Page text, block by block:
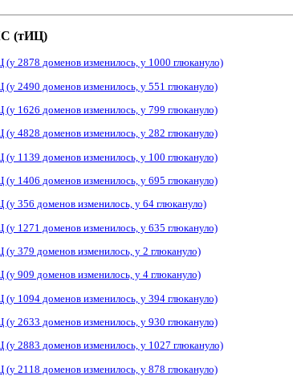
(тИЦ)
2878 доменов изменилось, у 1000 глюкануло)
(у 2490 доменов изменилось, у 551 глюкануло)
(у 1626 доменов изменилось, у 799 глюкануло)
4828 доменов изменилось, у 282 глюкануло)
(у 1139 доменов изменилось, у 100 глюкануло)
(у 1406 доменов изменилось, у 695 глюкануло)
356 доменов изменилось, у 64 глюкануло)
(у 1271 доменов изменилось, у 635 глюкануло)
(у 379 доменов изменилось, у 2 глюкануло)
909 доменов изменилось, у 4 глюкануло)
(у 1094 доменов изменилось, у 394 глюкануло)
(у 2633 доменов изменилось, у 930 глюкануло)
2883 доменов изменилось, у 1027 глюкануло)
(у 2118 доменов изменилось, у 878 глюкануло)